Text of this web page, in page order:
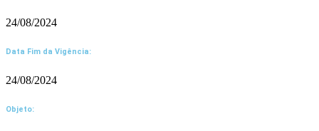
24/08/2024
Data Fim da Vigência:
24/08/2024
Objeto: